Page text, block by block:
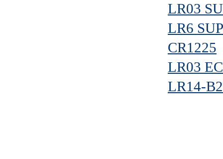
LR03
LR6
CR1225
LR03
LR14-